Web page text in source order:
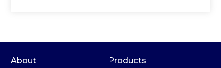
About Products